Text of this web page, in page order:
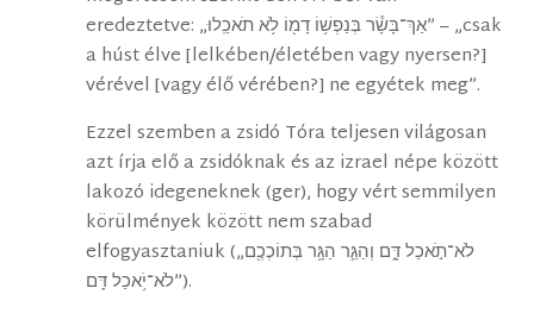
eredeztetve: „אַךְ־בָּשָׂ֕ר בְּנַפְשׁ֥וֹ דָמ֖וֹ לֹ֥א תֹאכֵֽלוּ” – „csak
a húst élve [lelkében/életében vagy nyersen?]
vérével [vagy élő vérében?] ne egyétek meg”.
Ezzel szemben a zsidó Tóra teljesen világosan
azt írja elő a zsidóknak és az izrael népe között
lakozó idegeneknek (ger), hogy vért semmilyen
körülmények között nem szabad
elfogyasztaniuk („לֹא־תֹ֣אכַל דָּ֑ם וְהַגֵּ֛ר הַגָּ֥ר בְּתוֹכְכֶ֖ם
לֹא־יֹ֥אכַל דָּֽם”).